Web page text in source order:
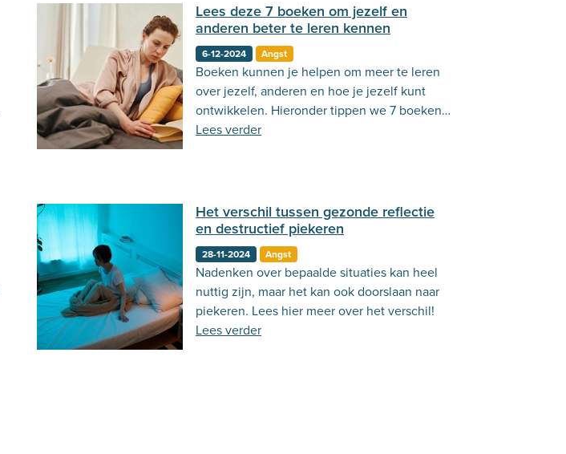
Lees deze 7 boeken om jezelf en
anderen beter te leren kennen
6-12-2024 Angst
Boeken kunnen je helpen om meer te leren
over jezelf, anderen en hoe je jezelf kunt
ontwikkelen. Hieronder tippen we 7 boeken
die je hierbij zouden kunnen helpen!
Lees verder
Het verschil tussen gezonde reflectie
en destructief piekeren
28-11-2024 Angst
Nadenken over bepaalde situaties kan heel
nuttig zijn, maar het kan ook doorslaan naar
piekeren. Lees hier meer over het verschil!
Lees verder